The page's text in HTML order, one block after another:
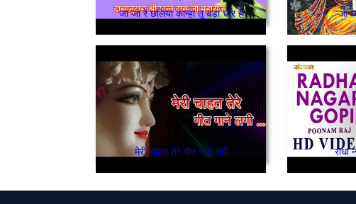
जा जा रे छलिया कान्हा तू बड़ा चोर है आ
मेरी चाहत तेरे गीत गाने लगी राधा